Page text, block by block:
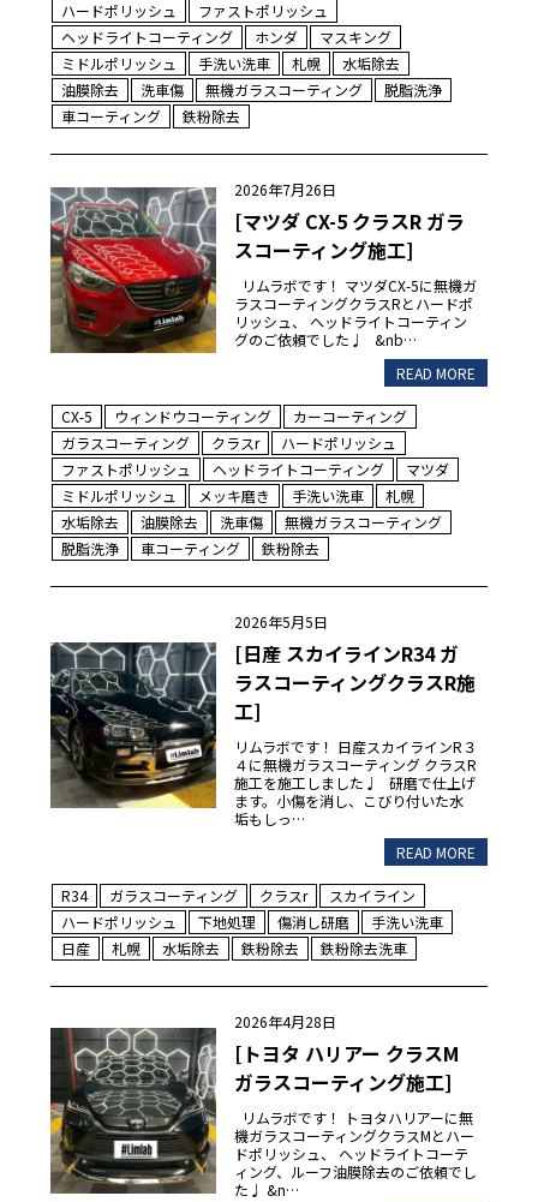
ハードポリッシュ
ファストポリッシュ
ヘッドライトコーティング
ホンダ
マスキング
ミドルポリッシュ
手洗い洗車 札幌
水垢除去
油膜除去
洗車傷 無機ガラスコーティング
脱脂洗浄
車コーティング
鉄粉除去
2026年7月26日
[マツダ CX-5 クラスR ガラ
スコーティング施工]
リムラボです！ マツダCX-5に無機ガ
ラスコーティングクラスRとハードポ
リッシュ、 ヘッドライトコーティン
グのご依頼でした♩ &nb…
READ MORE
CX-5 ウィンドウコーティング
カーコーティング
ガラスコーティング
クラスr
ハードポリッシュ
ファストポリッシュ
ヘッドライトコーティング
マツダ
ミドルポリッシュ
メッキ磨き 手洗い洗車
札幌
水垢除去
油膜除去 洗車傷
無機ガラスコーティング
脱脂洗浄
車コーティング 鉄粉除去
2026年5月5日
[日産 スカイラインR34 ガ
ラスコーティングクラスR施
工]
リムラボです！ 日産スカイラインR３
４に無機ガラスコーティング クラスR
施工を施工しました♩ 研磨で仕上げ
ます。小傷を消し、こびり付いた水
垢もしっ…
READ MORE
R34 ガラスコーティング クラスr
スカイライン
ハードポリッシュ
下地処理 傷消し研磨
手洗い洗車
日産
札幌 水垢除去 鉄粉除去 鉄粉除去洗車
2026年4月28日
[トヨタ ハリアー クラスM
ガラスコーティング施工]
リムラボです！ トヨタハリアーに無
機ガラスコーティングクラスMとハー
ドポリッシュ、 ヘッドライトコーテ
ィング、ルーフ油膜除去のご依頼でし
た♩ &n…